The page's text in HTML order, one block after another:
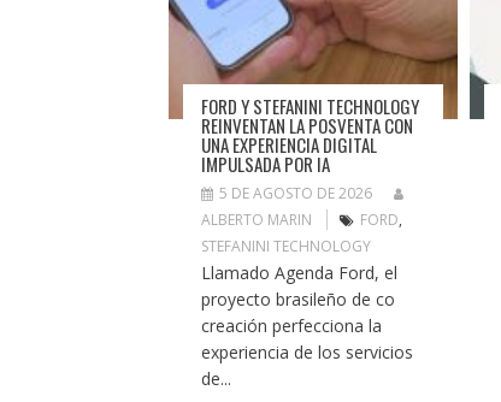
FORD Y STEFANINI TECHNOLOGY
REINVENTAN LA POSVENTA CON
UNA EXPERIENCIA DIGITAL
IMPULSADA POR IA
5 DE AGOSTO DE 2026
ALBERTO MARIN
FORD,
STEFANINI TECHNOLOGY
Llamado Agenda Ford, el
proyecto brasileño de co
creación perfecciona la
experiencia de los servicios
de...